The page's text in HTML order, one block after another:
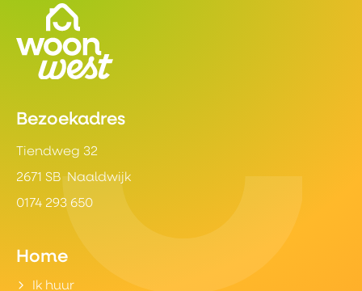
Contactinformatie
Bezoekadres
Tiendweg 32
2671 SB Naaldwijk
0174 293 650
Home
Ik huur